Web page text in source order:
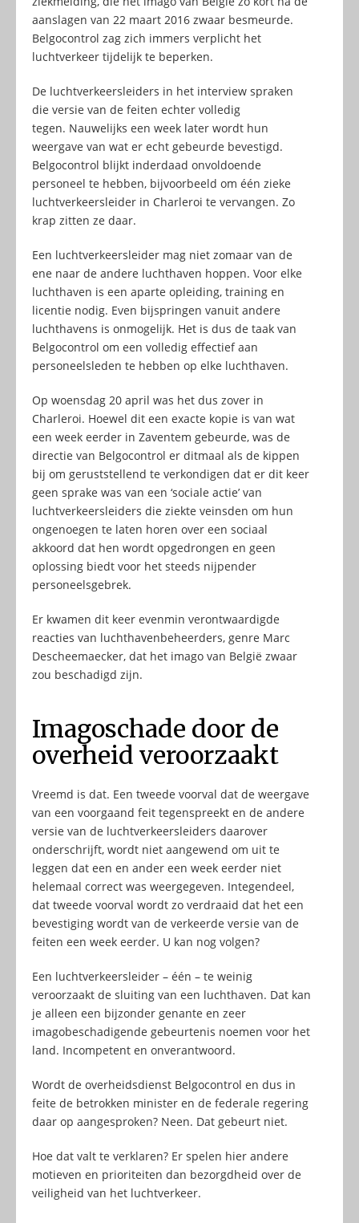
aanslagen van 22 maart 2016 zwaar besmeurde.
Belgocontrol zag zich immers verplicht het
luchtverkeer tijdelijk te beperken.
De luchtverkeersleiders in het interview spraken
die versie van de feiten echter volledig
tegen. Nauwelijks een week later wordt hun
weergave van wat er echt gebeurde bevestigd.
Belgocontrol blijkt inderdaad onvoldoende
personeel te hebben, bijvoorbeeld om één zieke
luchtverkeersleider in Charleroi te vervangen. Zo
krap zitten ze daar.
Een luchtverkeersleider mag niet zomaar van de
ene naar de andere luchthaven hoppen. Voor elke
luchthaven is een aparte opleiding, training en
licentie nodig. Even bijspringen vanuit andere
luchthavens is onmogelijk. Het is dus de taak van
Belgocontrol om een volledig effectief aan
personeelsleden te hebben op elke luchthaven.
Op woensdag 20 april was het dus zover in
Charleroi. Hoewel dit een exacte kopie is van wat
een week eerder in Zaventem gebeurde, was de
directie van Belgocontrol er ditmaal als de kippen
bij om geruststellend te verkondigen dat er dit keer
geen sprake was van een ‘sociale actie’ van
luchtverkeersleiders die ziekte veinsden om hun
ongenoegen te laten horen over een sociaal
akkoord dat hen wordt opgedrongen en geen
oplossing biedt voor het steeds nijpender
personeelsgebrek.
Er kwamen dit keer evenmin verontwaardigde
reacties van luchthavenbeheerders, genre Marc
Descheemaecker, dat het imago van België zwaar
zou beschadigd zijn.
Imagoschade door de
overheid veroorzaakt
Vreemd is dat. Een tweede voorval dat de weergave
van een voorgaand feit tegenspreekt en de andere
versie van de luchtverkeersleiders daarover
onderschrijft, wordt niet aangewend om uit te
leggen dat een en ander een week eerder niet
helemaal correct was weergegeven. Integendeel,
dat tweede voorval wordt zo verdraaid dat het een
bevestiging wordt van de verkeerde versie van de
feiten een week eerder. U kan nog volgen?
Een luchtverkeersleider – één – te weinig
veroorzaakt de sluiting van een luchthaven. Dat kan
je alleen een bijzonder genante en zeer
imagobeschadigende gebeurtenis noemen voor het
land. Incompetent en onverantwoord.
Wordt de overheidsdienst Belgocontrol en dus in
feite de betrokken minister en de federale regering
daar op aangesproken? Neen. Dat gebeurt niet.
Hoe dat valt te verklaren? Er spelen hier andere
motieven en prioriteiten dan bezorgdheid over de
veiligheid van het luchtverkeer.